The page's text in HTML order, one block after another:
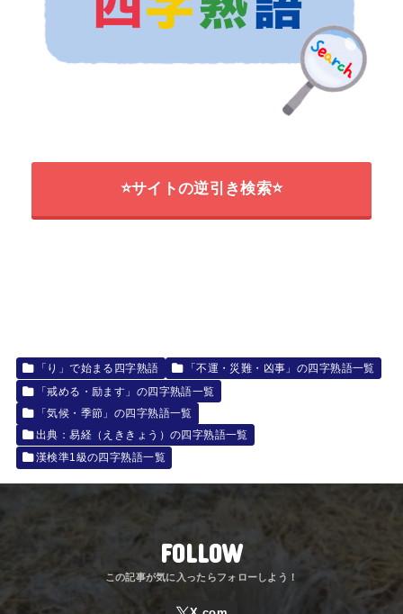
⭐サイトの逆引き検索⭐
「り」で始まる四字熟語
「不運・災難・凶事」の四字熟語一覧
「戒める・励ます」の四字熟語一覧
「気候・季節」の四字熟語一覧
出典：易経（えききょう）の四字熟語一覧
漢検準1級の四字熟語一覧
FOLLOW